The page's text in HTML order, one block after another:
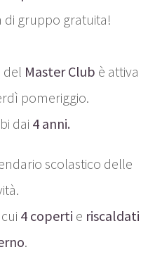
di gruppo gratuita!
del Master Club è attiva
pomeriggio.
dai 4 anni.
scolastico delle
4 coperti e riscaldati
.